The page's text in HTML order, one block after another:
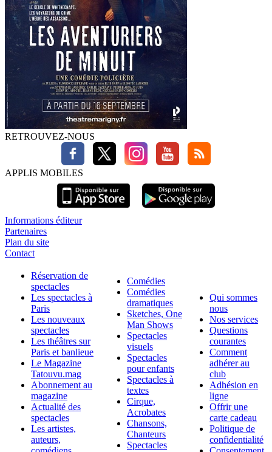
RETROUVEZ-NOUS
APPLIS MOBILES
Informations éditeur
Partenaires
Plan du site
Contact
Réservation de
spectacles
Les spectacles à
Paris
Les nouveaux
spectacles
Les théâtres sur
Paris et banlieue
Le Magazine
Tatouvu.mag
Abonnement au
magazine
Actualité des
spectacles
Les artistes,
auteurs,
Comédies
Comédies
dramatiques
Sketches, One
Man Shows
Spectacles
visuels
Spectacles
pour enfants
Spectacles à
textes
Cirque,
Acrobates
Chansons,
Chanteurs
Spectacles
Qui sommes
nous
Nos services
Questions
courantes
Comment
adhérer au
club
Adhésion en
ligne
Offrir une
carte cadeau
Politique de
confidentialité